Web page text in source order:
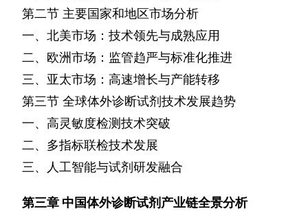
第二节 主要国家和地区市场分析
一、北美市场：技术领先与成熟应用
二、欧洲市场：监管趋严与标准化推进
三、亚太市场：高速增长与产能转移
第三节 全球体外诊断试剂技术发展趋势
一、高灵敏度检测技术突破
二、多指标联检技术发展
三、人工智能与试剂研发融合
第三章 中国体外诊断试剂产业链全景分析